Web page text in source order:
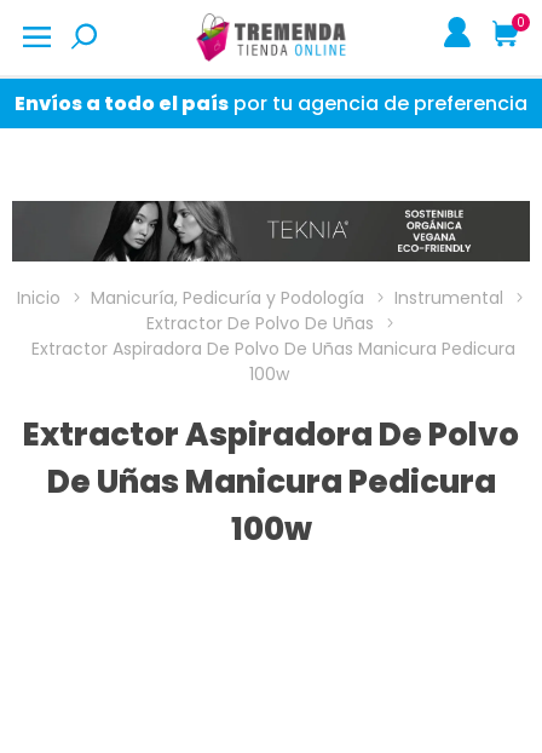
0
Envíos a todo el país por tu agencia de preferencia
Inicio Manicuría, Pedicuría y Podología
Instrumental
Extractor De Polvo De Uñas
Extractor Aspiradora De Polvo De Uñas Manicura Pedicura
100w
Extractor Aspiradora De Polvo
De Uñas Manicura Pedicura
100w